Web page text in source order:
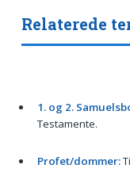
Relaterede
1. og 2.
Testamente.
Profet/dommer: